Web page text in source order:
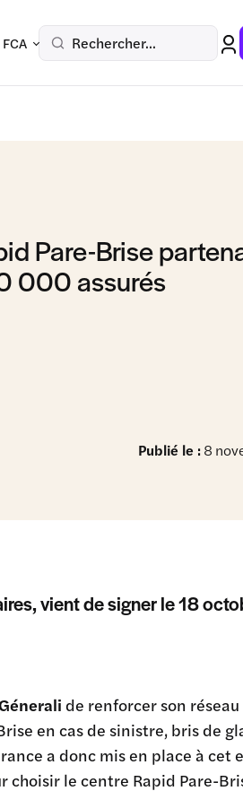
Rechercher...
Pare-Brise
000 assurés
Publié le :8
vient de signer le 18
de renforcer son
en cas de sinistre, bris de
a donc mis en place à cet
le centre Rapid Pare-